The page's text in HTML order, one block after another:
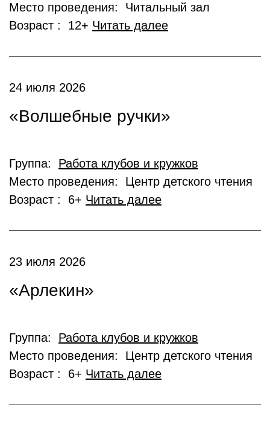
Место проведения: Читальный зал
Возраст : 12+ Читать далее
24 июля 2026
«Волшебные ручки»
Группа: Работа клубов и кружков
Место проведения: Центр детского чтения
Возраст : 6+ Читать далее
23 июля 2026
«Арлекин»
Группа: Работа клубов и кружков
Место проведения: Центр детского чтения
Возраст : 6+ Читать далее